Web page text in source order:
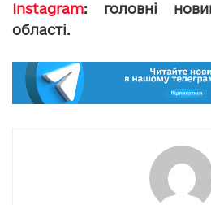
Instagram: головні
області.